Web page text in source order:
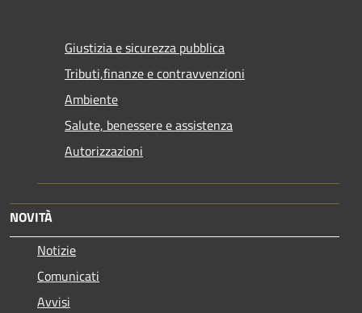
Giustizia e sicurezza pubblica
Tributi,finanze e contravvenzioni
Ambiente
Salute, benessere e assistenza
Autorizzazioni
NOVITÀ
Notizie
Comunicati
Avvisi